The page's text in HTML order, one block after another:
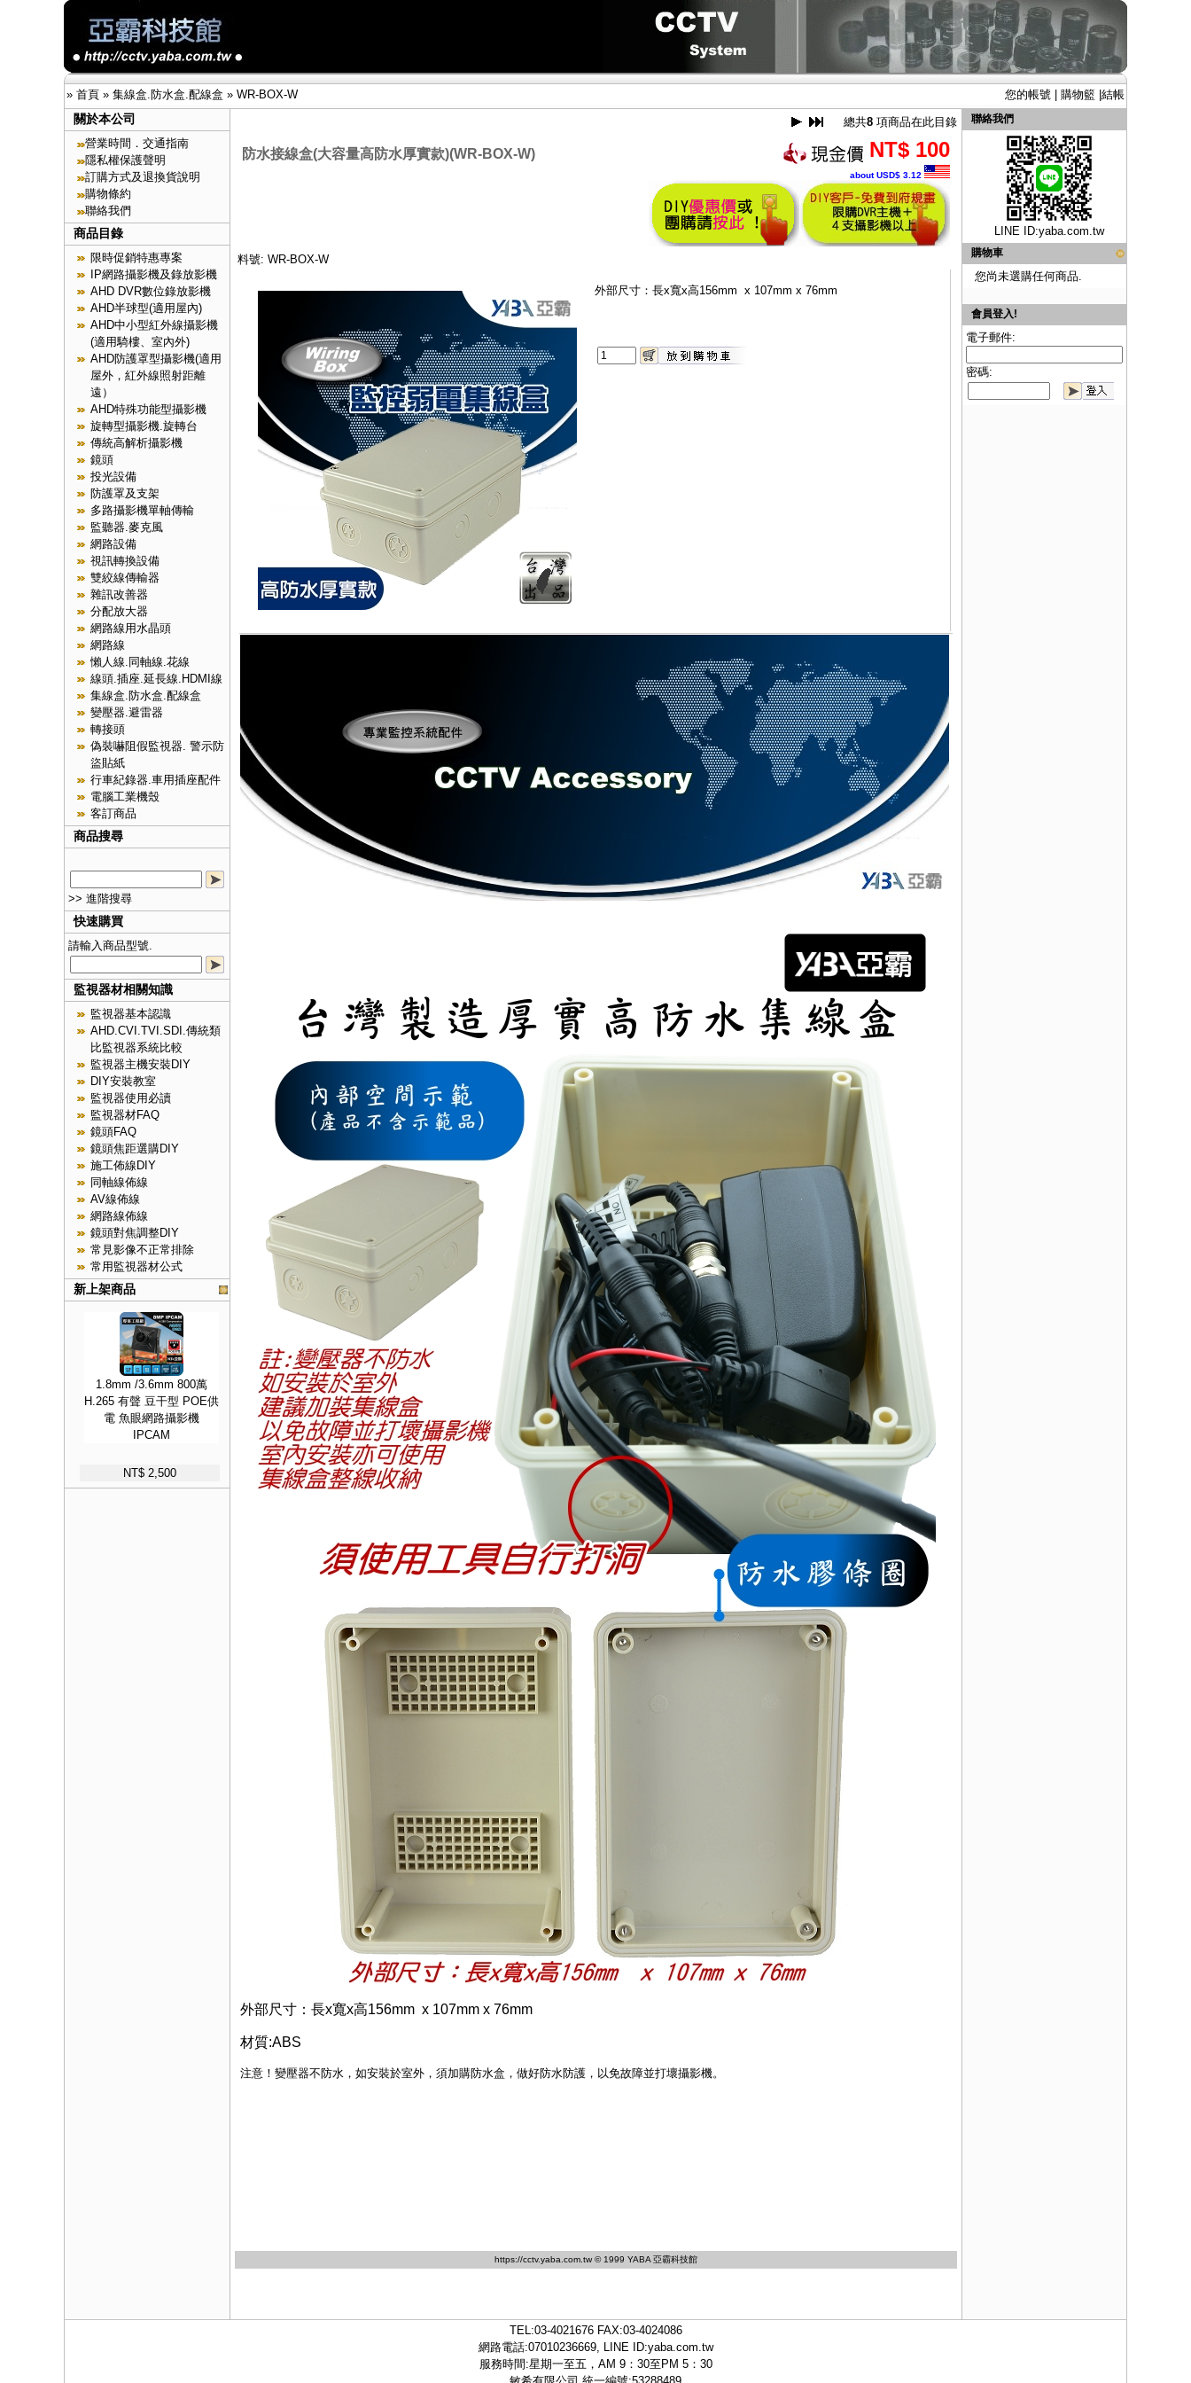
» 首頁 » 集線盒.防水盒.配線盒 » WR-BOX-W 您的帳號 購物籃 結帳
關於本公司
營業時間．交通指南
隱私權保護聲明
訂購方式及退換貨說明
購物條約
聯絡我們
商品目錄
限時促銷特惠專案
IP網路攝影機及錄放影機
AHD DVR數位錄放影機
AHD半球型(適用屋內)
AHD中小型紅外線攝影機
(適用騎樓、室內外)
AHD防護罩型攝影機(適用
屋外，紅外線照射距離
遠）
AHD特殊功能型攝影機
旋轉型攝影機.旋轉台
傳統高解析攝影機
鏡頭
投光設備
防護罩及支架
多路攝影機單軸傳輸
監聽器.麥克風
網路設備
視訊轉換設備
雙絞線傳輸器
雜訊改善器
分配放大器
網路線用水晶頭
網路線
懶人線.同軸線.花線
線頭.插座.延長線.HDMI線
集線盒.防水盒.配線盒
變壓器.避雷器
轉接頭
偽裝嚇阻假監視器. 警示防
盜貼紙
行車紀錄器.車用插座配件
電腦工業機殼
客訂商品
商品搜尋
>> 進階搜尋
快速購買
請輸入商品型號.
監視器材相關知識
監視器基本認識
AHD.CVI.TVI.SDI.傳統類
比監視器系統比較
監視器主機安裝DIY
DIY安裝教室
監視器使用必讀
監視器材FAQ
鏡頭FAQ
鏡頭焦距選購DIY
施工佈線DIY
同軸線佈線
AV線佈線
網路線佈線
鏡頭對焦調整DIY
常見影像不正常排除
常用監視器材公式
新上架商品
1.8mm /3.6mm 800萬
H.265 有聲 豆干型 POE供
電 魚眼網路攝影機
IPCAM
NT$ 2,500
總共8 項商品在此目錄
防水接線盒(大容量高防水厚實款)(WR-BOX-W) NT$ 100
about USD$ 3.12
料號: WR-BOX-W
外部尺寸：長x寬x高156mm x 107mm x 76mm
外部尺寸：長x寬x高156mm x 107mm x 76mm
材質:ABS
注意！變壓器不防水，如安裝於室外，須加購防水盒，做好防水防護，以免故障並打壞攝影機。
https://cctv.yaba.com.tw © 1999 YABA 亞霸科技館
聯絡我們
LINE ID:yaba.com.tw
購物車
您尚未選購任何商品.
會員登入!
電子郵件:
密碼:
TEL:03-4021676FAX:03-4024086
網路電話:07010236669, LINE ID:yaba.com.tw
服務時間:星期一至五，AM 9：30至PM 5：30